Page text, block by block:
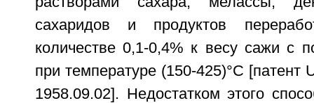
сахаридов и продуктов
количестве 0,1-0,4% к весу сажи с
при температуре (150-425)°C [патент
1958.09.02]. Недостатком этого